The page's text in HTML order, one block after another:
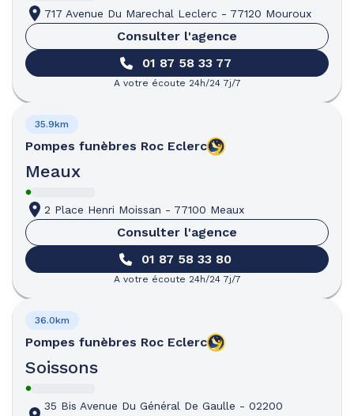
717 Avenue Du Marechal Leclerc - 77120 Mouroux
Consulter l'agence
01 87 58 33 77
A votre écoute 24h/24 7j/7
Pompes funèbres Roc Eclerc
Meaux
35.9km
2 Place Henri Moissan - 77100 Meaux
Consulter l'agence
01 87 58 33 80
A votre écoute 24h/24 7j/7
Pompes funèbres Roc Eclerc
Soissons
36.0km
35 Bis Avenue Du Général De Gaulle - 02200